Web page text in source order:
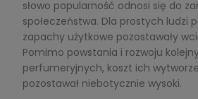
słowo popularność odnosi się do
społeczeństwa. Dla prostych ludzi
zapachy użytkowe pozostawały
Pomimo powstania i rozwoju
perfumeryjnych, koszt ich
pozostawał niebotycznie wysoki.